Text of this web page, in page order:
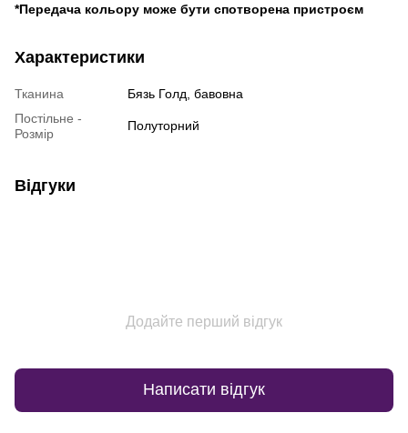
*Передача кольору може бути спотворена пристроєм
Характеристики
Тканина
Бязь Голд, бавовна
Постільне -
Розмір
Полуторний
Відгуки
Додайте перший відгук
Написати відгук